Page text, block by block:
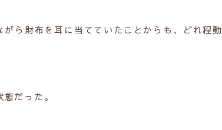
ら財布を耳に当てていたことからも、どれ程動
だった。